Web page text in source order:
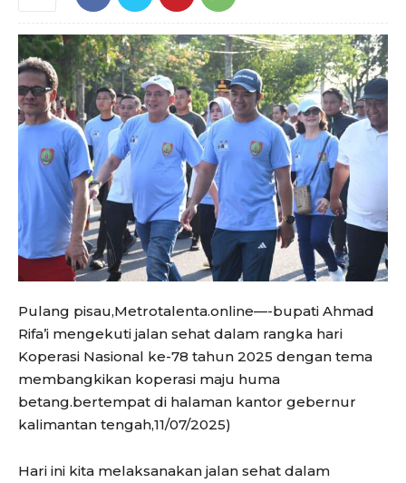
Pulang pisau,Metrotalenta.online—-bupati Ahmad
Rifa’i mengekuti jalan sehat dalam rangka hari
Koperasi Nasional ke-78 tahun 2025 dengan tema
membangkikan koperasi maju huma
betang.bertempat di halaman kantor gebernur
kalimantan tengah,11/07/2025)
Hari ini kita melaksanakan jalan sehat dalam